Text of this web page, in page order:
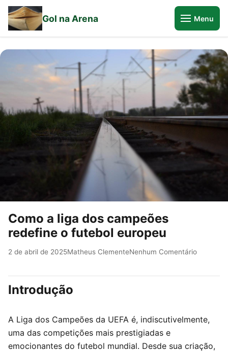
Gol na Arena Menu
Como a liga dos campeões
redefine o futebol europeu
2 de abril de 2025Matheus ClementeNenhum Comentário
Introdução
A Liga dos Campeões da UEFA é, indiscutivelmente,
uma das competições mais prestigiadas e
emocionantes do futebol mundial. Desde sua criação,